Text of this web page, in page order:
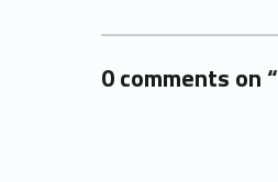
0 comments on “
Add yours →